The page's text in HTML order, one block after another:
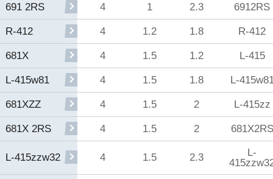
691 2RS 4 1 2.3 6912RS
R-412 4 1.2 1.8 R-412
681X 4 1.5 1.2 L-415
L-415w81 4 1.5 1.8 L-
681XZZ 4 1.5 2 L-415zz
681X 2RS 4 1.5 2 681X2RS
L-415zzw32 4 1.5 2.3
L-